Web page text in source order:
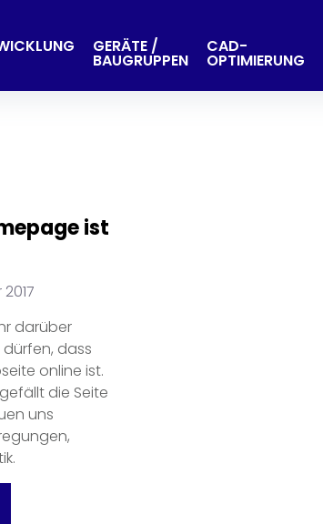
GERÄTE /
BAUGRUPPEN
CAD-
OPTIMIERUNG
ist
darüber
dass
online ist.
die Seite
uns